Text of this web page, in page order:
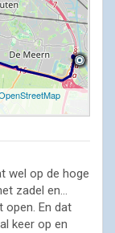
wel op de hoge
zadel en…
open. En dat
keer op en